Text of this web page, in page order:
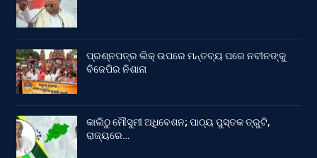
ପ୍ରଶ୍ନପତ୍ର ଲିକ୍ ଉପରେ ମନ୍ତବ୍ୟ ପରେ ନବୀନଙ୍କୁ
ବିଜେପିର ନିଶାନା
କାଲିଠୁ ମୌସୁମୀ ଅଧିବେଶନ; ପାଠ୍ୟ ପୁସ୍ତକ ତ୍ରୁଟି,
ରାଜ୍ୟରେ…